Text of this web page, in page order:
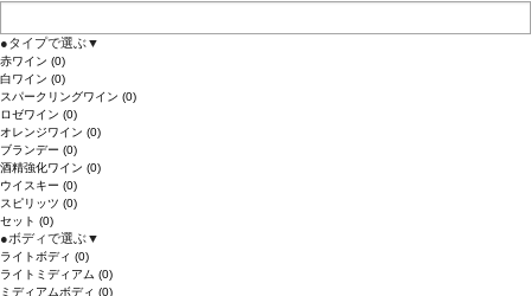
●タイプで選ぶ▼
赤ワイン (0)
白ワイン (0)
スパークリングワイン (0)
ロゼワイン (0)
オレンジワイン (0)
ブランデー (0)
酒精強化ワイン (0)
ウイスキー (0)
スピリッツ (0)
セット (0)
●ボディで選ぶ▼
ライトボディ (0)
ライトミディアム (0)
ミディアムボディ (0)